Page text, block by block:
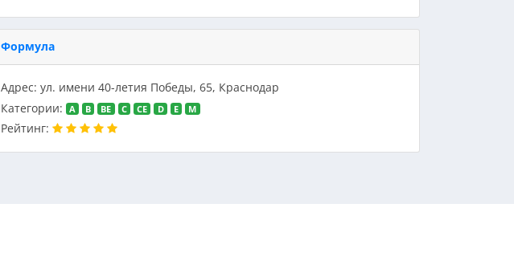
Формула
Адрес: ул. имени 40-летия Победы, 65, Краснодар
Категории:
A B BE C CE D E M
Рейтинг: